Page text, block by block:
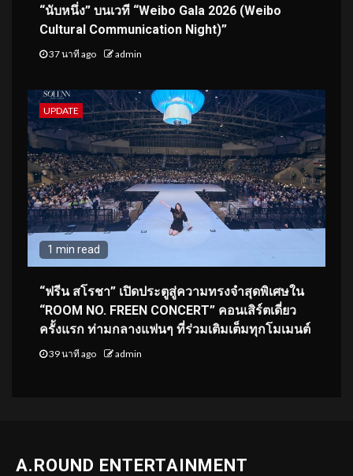
“นับหนึ่ง” บนเวที “Weibo Gala 2026 (Weibo
Cultural Communication Night)”
37 นาที ago admin
UPDATE
1 min read
“ฟรีน สโรชา” เปิดประตูสู่ความทรงจำสุดพิเศษใน
“ROOM NO. FREEN CONCERT” คอนเสิร์ตเดี่ยว
ครั้งแรก ท่ามกลางแฟนๆ ที่ร่วมเติมเต็มทุกโมเมนต์
39 นาที ago admin
A.ROUND ENTERTAINMENT